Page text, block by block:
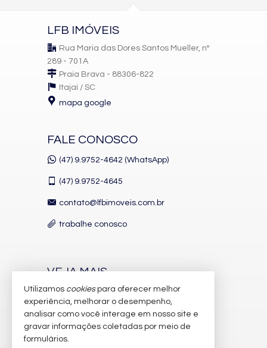
LFB IMÓVEIS
Rua Maria das Dores Santos Mueller, nº
289 - 701A
Praia Brava - 88306-822
Itajaí / SC
mapa google
FALE CONOSCO
(47) 9.9752-4642 (WhatsApp)
(47) 9.9752-4645
contato@lfbimoveis.com.br
trabalhe conosco
VEJA MAIS
receba nosso newsletter
indicadores financeiros
Utilizamos cookiespara oferecer melhor
experiência, melhorar o desempenho,
analisar como você interage em nosso site e
gravar informações coletadas por meio de
formulários.